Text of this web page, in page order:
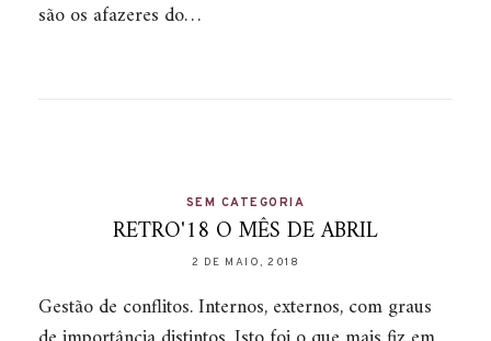
são os afazeres do…
SEM CATEGORIA
RETRO'18 O MÊS DE ABRIL
2 DE MAIO, 2018
Gestão de conflitos. Internos, externos, com graus